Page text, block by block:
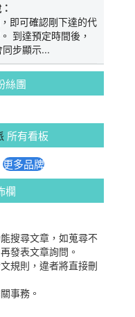
即可確認剛下達的代
到達預定時間後，
步顯示...
絲團
所有看板
更多品牌
欄
搜尋文章，如蒐尋不
發表文章詢問。
規則，違者將直接刪
事務。